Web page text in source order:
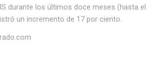
durante los últimos doce meses (hasta el
un incremento de 17 por ciento.